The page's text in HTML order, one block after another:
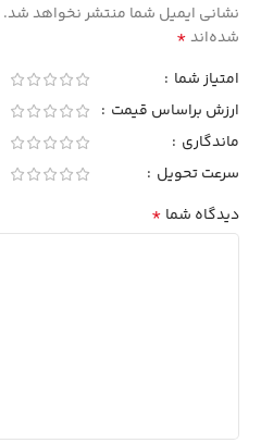
نشانی ایمیل شما منتشر نخواهد شد.
شده‌اند*
امتیاز شما
ارزش براساس قیمت
ماندگاری
سرعت تحویل
دیدگاه شما *